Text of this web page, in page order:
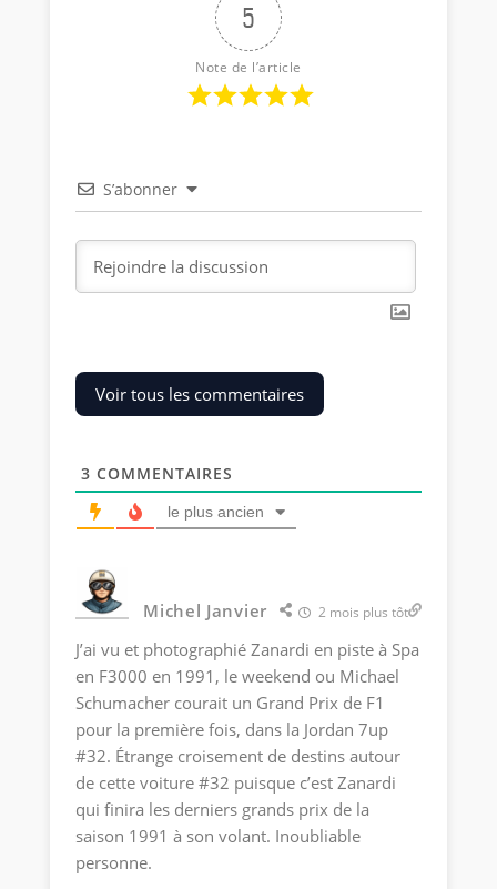
5
Note de l’article
S’abonner
Voir tous les commentaires
3 COMMENTAIRES
le plus ancien
Michel Janvier 2 mois plus tôt
J’ai vu et photographié Zanardi en piste à Spa
en F3000 en 1991, le weekend ou Michael
Schumacher courait un Grand Prix de F1
pour la première fois, dans la Jordan 7up
#32. Étrange croisement de destins autour
de cette voiture #32 puisque c’est Zanardi
qui finira les derniers grands prix de la
saison 1991 à son volant. Inoubliable
personne.